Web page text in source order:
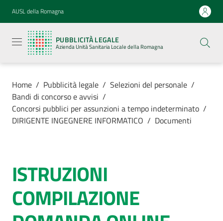
Vai al contenuto
Vai alla navigazione
Vai al footer
AUSL della Romagna
PUBBLICITÀ LEGALE
Azienda Unità Sanitaria Locale della Romagna
legale
Azienda
Unità
Locale della
Servizi
Luoghi di
cura
Home / Pubblicità legale / Selezioni del personale /
Bandi di concorso e avvisi /
Concorsi pubblici per assunzioni a tempo indeterminato /
DIRIGENTE INGEGNERE INFORMATICO / Documenti
ISTRUZIONI
COMPILAZIONE